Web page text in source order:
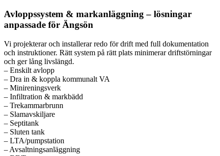
Avloppssystem & markanläggning – lösningar
anpassade för Ängsön
Vi projekterar och installerar redo för drift med full dokumentation
och instruktioner. Rätt system på rätt plats minimerar driftstörningar
och ger lång livslängd.
– Enskilt avlopp
– Dra in & koppla kommunalt VA
– Minireningsverk
– Infiltration & markbädd
– Trekammarbrunn
– Slamavskiljare
– Septitank
– Sluten tank
– LTA/pumpstation
– Avsaltningsanläggning